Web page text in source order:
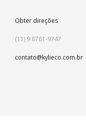
Obter direções
(11) 9 8761-9747
contato@kylieco.com.br